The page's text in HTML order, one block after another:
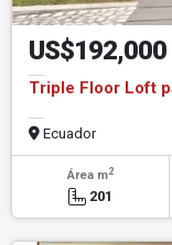
US$192,000
Triple Floor Loft
Ecuador
Área m2
201